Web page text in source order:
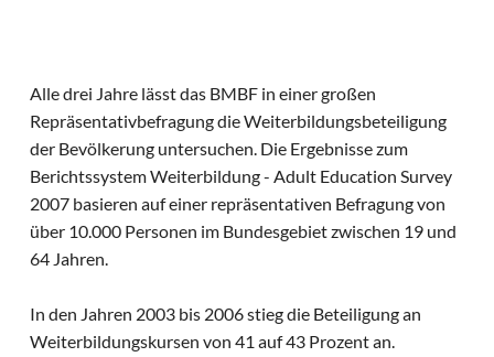
Alle drei Jahre lässt das BMBF in einer großen
Repräsentativbefragung die Weiterbildungsbeteiligung
der Bevölkerung untersuchen. Die Ergebnisse zum
Berichtssystem Weiterbildung - Adult Education Survey
2007 basieren auf einer repräsentativen Befragung von
über 10.000 Personen im Bundesgebiet zwischen 19 und
64 Jahren.
In den Jahren 2003 bis 2006 stieg die Beteiligung an
Weiterbildungskursen von 41 auf 43 Prozent an.